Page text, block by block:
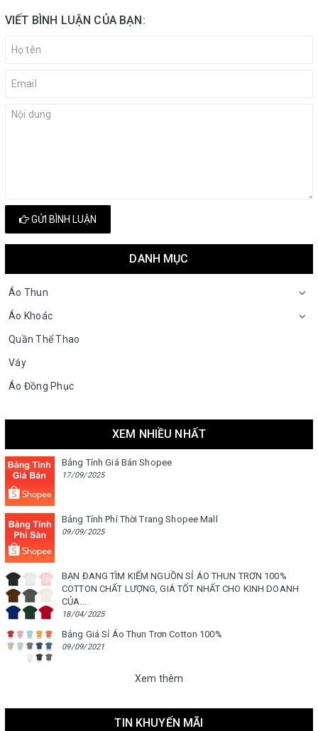
VIẾT BÌNH LUẬN CỦA BẠN:
GỬI BÌNH LUẬN
DANH MỤC
Áo Thun
Áo Khoác
Quần Thể Thao
Váy
Áo Đồng Phục
XEM NHIỀU NHẤT
Bảng Tính Giá Bán Shopee
17/09/2025
Bảng Tính Phí Thời Trang Shopee Mall
09/09/2025
BẠN ĐANG TÌM KIẾM NGUỒN SỈ ÁO THUN TRƠN 100%
COTTON CHẤT LƯỢNG, GIÁ TỐT NHẤT CHO KINH DOANH
CỦA...
18/04/2025
Bảng Giá Sỉ Áo Thun Trơn Cotton 100%
09/09/2021
Xem thêm
TIN KHUYẾN MÃI